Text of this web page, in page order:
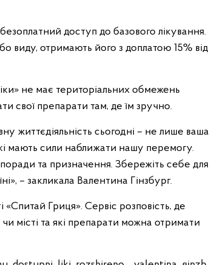
доступ до базового лікування.
виду, отримають його з доплатою 15% від
не має територіальних обмежень
свої препарати там, де їм зручно.
життєдіяльність сьогодні – не лише ваша
мають сили наближати нашу перемогу.
поради та призначення. Збережіть себе для
– закликала Валентина Гінзбург.
«Спитай Гриця». Сервіс розповість, де
місті та які препарати можна отримати